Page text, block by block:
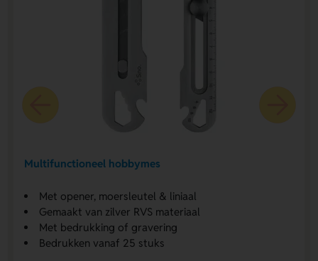
Multifunctioneel hobbymes
Met opener, moersleutel & liniaal
Gemaakt van zilver RVS materiaal
Met bedrukking of gravering
Bedrukken vanaf 25 stuks